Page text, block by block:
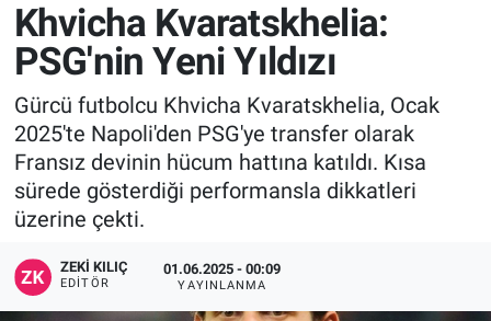
Khvicha Kvaratskhelia:
PSG'nin Yeni Yıldızı
Gürcü futbolcu Khvicha Kvaratskhelia, Ocak
2025'te Napoli'den PSG'ye transfer olarak
Fransız devinin hücum hattına katıldı. Kısa
sürede gösterdiği performansla dikkatleri
üzerine çekti.
ZEKI KILIÇ
EDITÖR
01.06.2025 - 00:09
YAYINLANMA